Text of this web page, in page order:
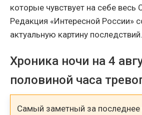
которые чувствует на себе весь
Редакция «Интересной России»
актуальную картину последствий.
Хроника ночи на 4
половиной часа
Самый заметный за последнее